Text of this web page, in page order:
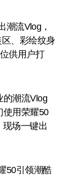
流Vlog，
、彩绘纹身
供用户打
潮流Vlog
使用荣耀50
现场一键出